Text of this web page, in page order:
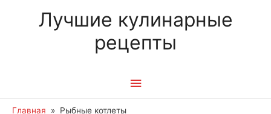
Лучшие кулинарные
рецепты
Главное
Главная Рыбные котлеты